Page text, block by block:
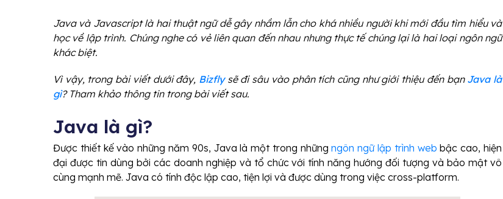
Java và Javascript là hai thuật ngữ dễ gây nhầm lẫn cho khá nhiều người khi mới đầu tìm hiểu và
học về lập trình. Chúng nghe có vẻ liên quan đến nhau nhưng thực tế chúng lại là hai loại ngôn ngữ
khác biệt.
Vì vậy, trong bài viết dưới đây, Bizflysẽ đi sâu vào phân tích cũng như giới thiệu đến bạn Java là
gì? Tham khảo thông tin trong bài viết sau.
Java là gì?
Được thiết kế vào những năm 90s, Java là một trong nhữngngôn ngữ lập trình web bậc cao, hiện
đại được tin dùng bởi các doanh nghiệp và tổ chức với tính năng hướng đối tượng và bảo mật vô
cùng mạnh mẽ. Java có tính độc lập cao, tiện lợi và được dùng trong việc cross-platform.